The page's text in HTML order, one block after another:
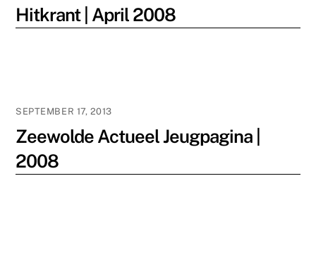
Hitkrant | April 2008
SEPTEMBER 17, 2013
Zeewolde Actueel Jeugpagina |
2008